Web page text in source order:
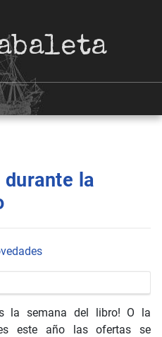
la
la semana del libro! O la
este año las ofertas se